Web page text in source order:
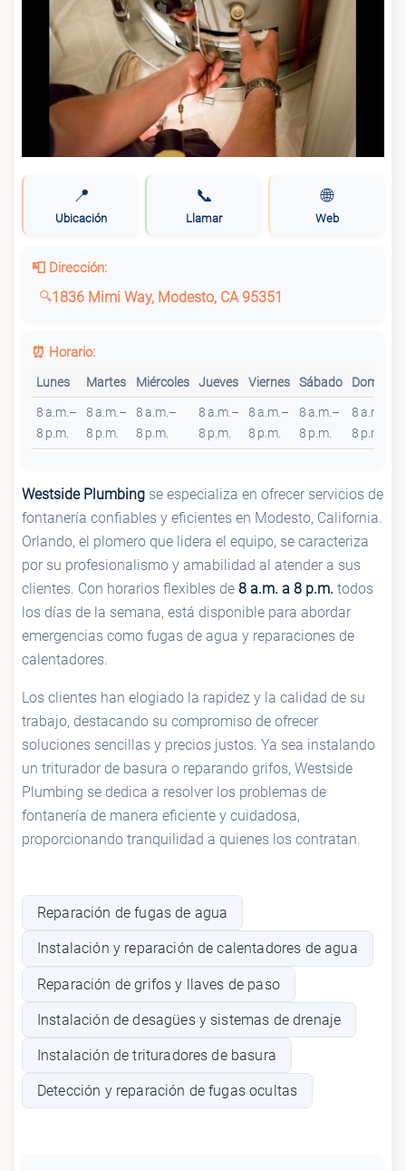
📍
Ubicación
📞
Llamar
🌐
Web
📮 Dirección:
1836 Mimi Way, Modesto, CA 95351
⏰ Horario:
Lunes Martes Miércoles Jueves Viernes Sábado Domingo
8 a.m.–
8 p.m.
8 a.m.–
8 p.m.
8 a.m.–
8 p.m.
8 a.m.–
8 p.m.
8 a.m.–
8 p.m.
8 a.m.–
8 p.m.
8 a.m.–
8 p.m.
Westside Plumbing se especializa en ofrecer servicios de
fontanería confiables y eficientes en Modesto, California.
Orlando, el plomero que lidera el equipo, se caracteriza
por su profesionalismo y amabilidad al atender a sus
clientes. Con horarios flexibles de 8 a.m. a 8 p.m. todos
los días de la semana, está disponible para abordar
emergencias como fugas de agua y reparaciones de
calentadores.
Los clientes han elogiado la rapidez y la calidad de su
trabajo, destacando su compromiso de ofrecer
soluciones sencillas y precios justos. Ya sea instalando
un triturador de basura o reparando grifos, Westside
Plumbing se dedica a resolver los problemas de
fontanería de manera eficiente y cuidadosa,
proporcionando tranquilidad a quienes los contratan.
Reparación de fugas de agua
Instalación y reparación de calentadores de agua
Reparación de grifos y llaves de paso
Instalación de desagües y sistemas de drenaje
Instalación de trituradores de basura
Detección y reparación de fugas ocultas